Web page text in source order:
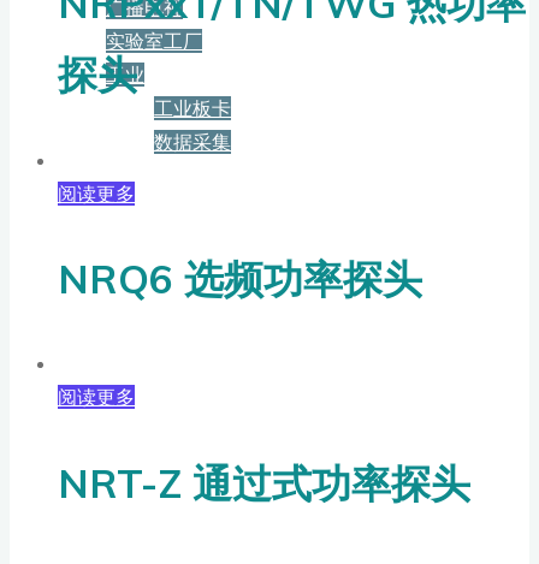
广播电视
实验室工厂
工业
工业板卡
数据采集
服务+保障
资源下载
新闻
博客
探头
阅读更多
NRQ6 选频功率探头
阅读更多
NRT-Z 通过式功率探头